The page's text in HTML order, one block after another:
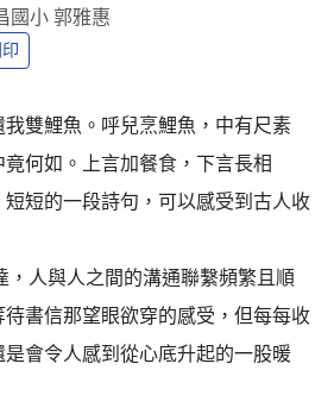
國小 郭雅惠
雙鯉魚。呼兒烹鯉魚，中有尺素
何如。上言加餐食，下言長相
短的一段詩句，可以感受到古人收
，人與人之間的溝通聯繫頻繁且順
書信那望眼欲穿的感受，但每每收
會令人感到從心底升起的一股暖